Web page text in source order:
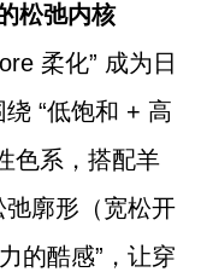
松弛内核
柔化” 成为日
“低饱和 + 高
色系，搭配羊
廓形（宽松开
的酷感”，让穿